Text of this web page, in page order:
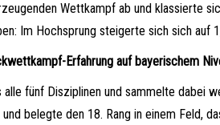
Wettkampf ab und klassierte
Im Hochsprung steigerte sich sich
Erfahrung auf bayerischem
alle fünf Disziplinen und sammelte dabei
belegte den 18. Rang in einem Feld,